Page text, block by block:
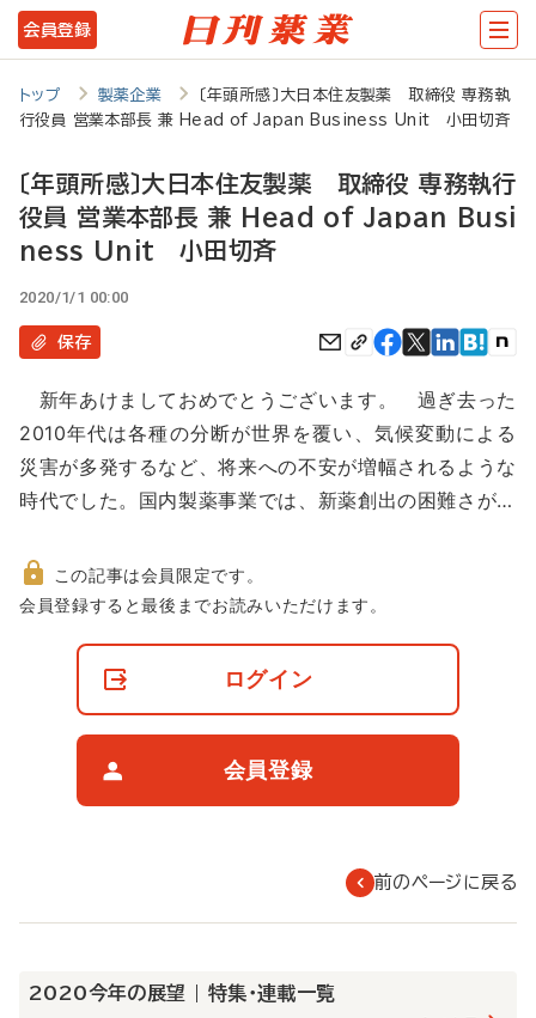
メ
イ
テ
に
移
会員登録
トップ 製薬企業
〔年頭所感〕大日本住友製薬 取締役 専務執
行役員 営業本部長 兼 Head of Japan Business Unit 小田切斉
〔年頭所感〕大日本住友製薬 取締役 専務執行
役員 営業本部長 兼 Head of Japan Busi
ness Unit 小田切斉
2020/1/1 00:00
保存
新年あけましておめでとうございます。 過ぎ去った
2010年代は各種の分断が世界を覆い、気候変動による
災害が多発するなど、将来への不安が増幅されるような
時代でした。国内製薬事業では、新薬創出の困難さが…
非
この記事は会員限定です。
会員登録すると最後までお読みいただけます。
ログイン
会員登録
前のページに戻る
2020今年の展望 | 特集・連載一覧